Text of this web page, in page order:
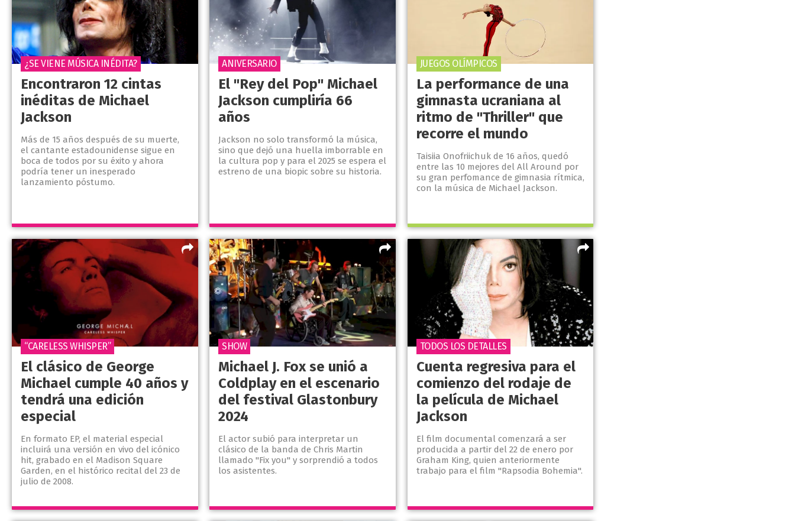
Encontraron 12 cintas
inéditas de Michael
Jackson
Más de 15 años después de su muerte,
el cantante estadounidense sigue en
boca de todos por su éxito y ahora
podría tener un inesperado
lanzamiento póstumo.
¿SE VIENE MÚSICA INÉDITA?
El "Rey del Pop" Michael
Jackson cumpliría 66
años
Jackson no solo transformó la música,
sino que dejó una huella imborrable en
la cultura pop y para el 2025 se espera el
estreno de una biopic sobre su historia.
ANIVERSARIO
La performance de una
gimnasta ucraniana al
ritmo de "Thriller" que
recorre el mundo
Taisiia Onofriichuk de 16 años, quedó
entre las 10 mejores del All Around por
su gran perfomance de gimnasia rítmica,
con la música de Michael Jackson.
JUEGOS OLÍMPICOS
El clásico de George
Michael cumple 40 años y
tendrá una edición
especial
En formato EP, el material especial
incluirá una versión en vivo del icónico
hit, grabado en el Madison Square
Garden, en el histórico recital del 23 de
julio de 2008.
“CARELESS WHISPER”
Michael J. Fox se unió a
Coldplay en el escenario
del festival Glastonbury
2024
El actor subió para interpretar un
clásico de la banda de Chris Martin
llamado "Fix you" y sorprendió a todos
los asistentes.
SHOW
Cuenta regresiva para el
comienzo del rodaje de
la película de Michael
Jackson
El film documental comenzará a ser
producida a partir del 22 de enero por
Graham King, quien anteriormente
trabajo para el film "Rapsodia Bohemia".
TODOS LOS DETALLES